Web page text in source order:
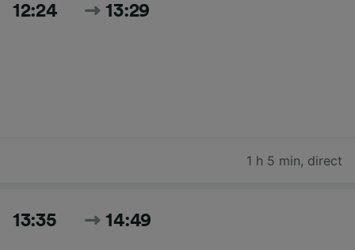
12:24 13:29
1 h 5 min, direct
13:35 14:49